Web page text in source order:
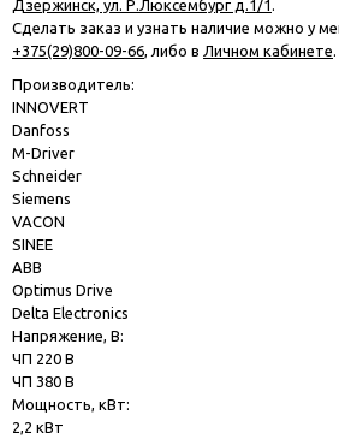
Дзержинск, ул. Р.Люксембург д.1/1 .
Сделать заказ и узнать наличие можно у
+375(29)800-09-66, либо в Личном кабинете.
Производитель:
INNOVERT
Danfoss
M-Driver
Schneider
Siemens
VACON
SINEE
ABB
Optimus Drive
Delta Electronics
Напряжение, В:
ЧП 220 В
ЧП 380 В
Мощность, кВт:
2,2 кВт